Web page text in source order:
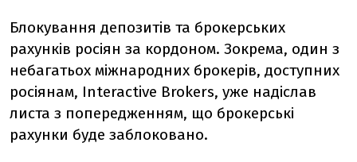
Блокування депозитів та брокерських
рахунків росіян за кордоном. Зокрема, один з
небагатьох міжнародних брокерів, доступних
росіянам, Interactive Brokers, уже надіслав
листа з попередженням, що брокерські
рахунки буде заблоковано.